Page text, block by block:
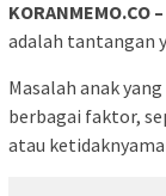
KORANMEMO.CO –
adalah tantangan
Masalah anak
berbagai faktor,
atau